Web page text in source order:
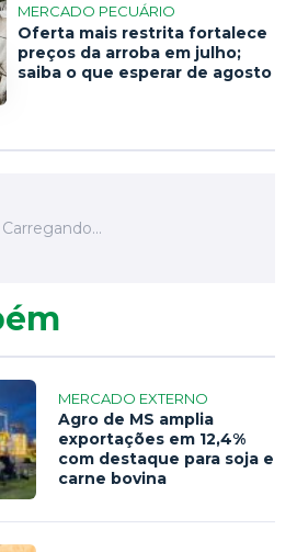
MERCADO PECUÁRIO
Oferta mais restrita fortalece
preços da arroba em julho;
saiba o que esperar de agosto
MERCADO EXTERNO
Agro de MS amplia
exportações em 12,4%
com destaque para soja e
carne bovina